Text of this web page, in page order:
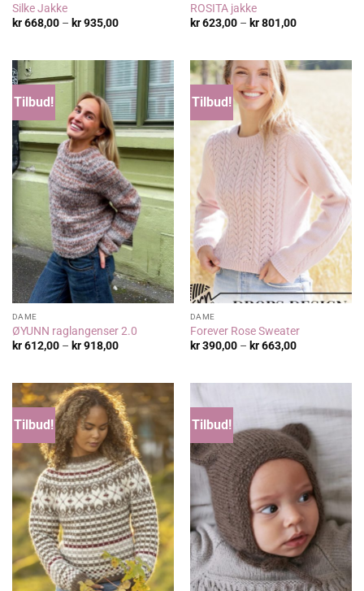
Silke Jakke
kr668,00 – kr935,00Prisområde:
ROSITA jakke
kr623,00 – kr801,00Prisområde:
Tilbud!
DAME
ØYUNN raglangenser 2.0
kr612,00 – kr918,00Prisområde:
Tilbud!
DAME
Forever Rose Sweater
kr390,00 – kr663,00Prisområde:
Tilbud! Tilbud!